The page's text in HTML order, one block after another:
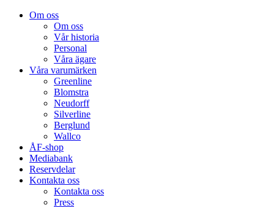
Om oss
Om oss
Vår historia
Personal
Våra ägare
Våra varumärken
Greenline
Blomstra
Neudorff
Silverline
Berglund
Wallco
ÅF-shop
Mediabank
Reservdelar
Kontakta oss
Kontakta oss
Press